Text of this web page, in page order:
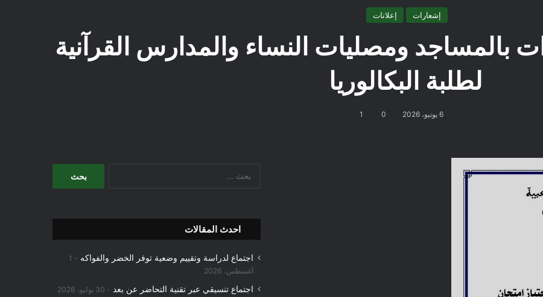
إشعارات إعلانات
ومصليات النساء والمدارس القرآنية
لطلبة البكالوريا
6 يونيو، 2026 0
1
احدث المقالات
اجتماع لدراسة وتقييم وضعية توفر الخضر والفواكه
1
أغسطس، 2026
اجتماع تنسيقي عبر تقنية التحاضر عن بعد 30 يوليو، 2026